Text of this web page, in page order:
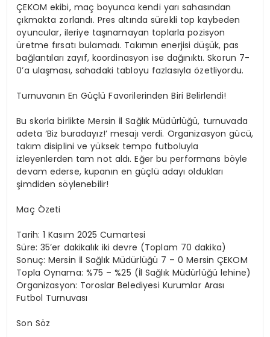
ÇEKOM ekibi, maç boyunca kendi yarı sahasından
çıkmakta zorlandı. Pres altında sürekli top kaybeden
oyuncular, ileriye taşınamayan toplarla pozisyon
üretme fırsatı bulamadı. Takımın enerjisi düşük, pas
bağlantıları zayıf, koordinasyon ise dağınıktı. Skorun 7-
0’a ulaşması, sahadaki tabloyu fazlasıyla özetliyordu.
Turnuvanın En Güçlü Favorilerinden Biri Belirlendi!
Bu skorla birlikte Mersin İl Sağlık Müdürlüğü, turnuvada
adeta ‘Biz buradayız!’ mesajı verdi. Organizasyon gücü,
takım disiplini ve yüksek tempo futboluyla
izleyenlerden tam not aldı. Eğer bu performans böyle
devam ederse, kupanın en güçlü adayı oldukları
şimdiden söylenebilir!
Maç Özeti
Tarih: 1 Kasım 2025 Cumartesi
Süre: 35’er dakikalık iki devre (Toplam 70 dakika)
Sonuç: Mersin İl Sağlık Müdürlüğü 7 – 0 Mersin ÇEKOM
Topla Oynama: %75 – %25 (İl Sağlık Müdürlüğü lehine)
Organizasyon: Toroslar Belediyesi Kurumlar Arası
Futbol Turnuvası
Son Söz